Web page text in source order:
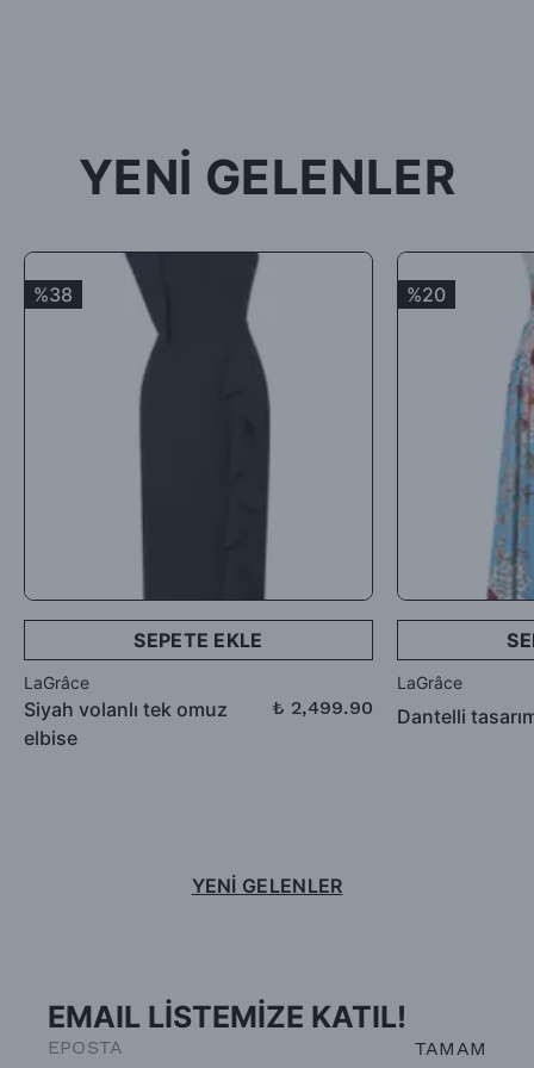
uygunluğunun kontrolünden sonra, 7 ile 10 iş günü arasında
ürün bedelinizden iade kargo ücretinizin kesintisi yapılarak geri
Satın aldığınız ürünler için Hediye Çeki, Değişim ya da ücret
iadesi talep edebilirsiniz.
YENİ GELENLER
%38
SEPETE EKLE
LaGrâce
Siyah volanlı tek omuz
elbise
₺ 2,499.90
%20
LaGrâce
Dantelli
YENİ GELENLER
EMAIL LİSTEMİZE KATIL!
TAMAM